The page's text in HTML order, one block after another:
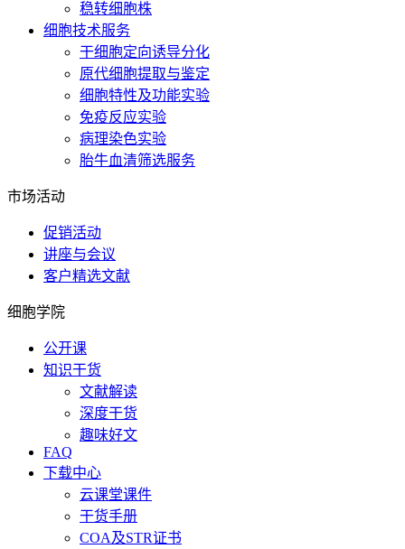
稳转细胞株
细胞技术服务
干细胞定向诱导分化
原代细胞提取与鉴定
细胞特性及功能实验
免疫反应实验
病理染色实验
胎牛血清筛选服务
市场活动
促销活动
讲座与会议
客户精选文献
细胞学院
公开课
知识干货
文献解读
深度干货
趣味好文
FAQ
下载中心
云课堂课件
干货手册
COA及STR证书